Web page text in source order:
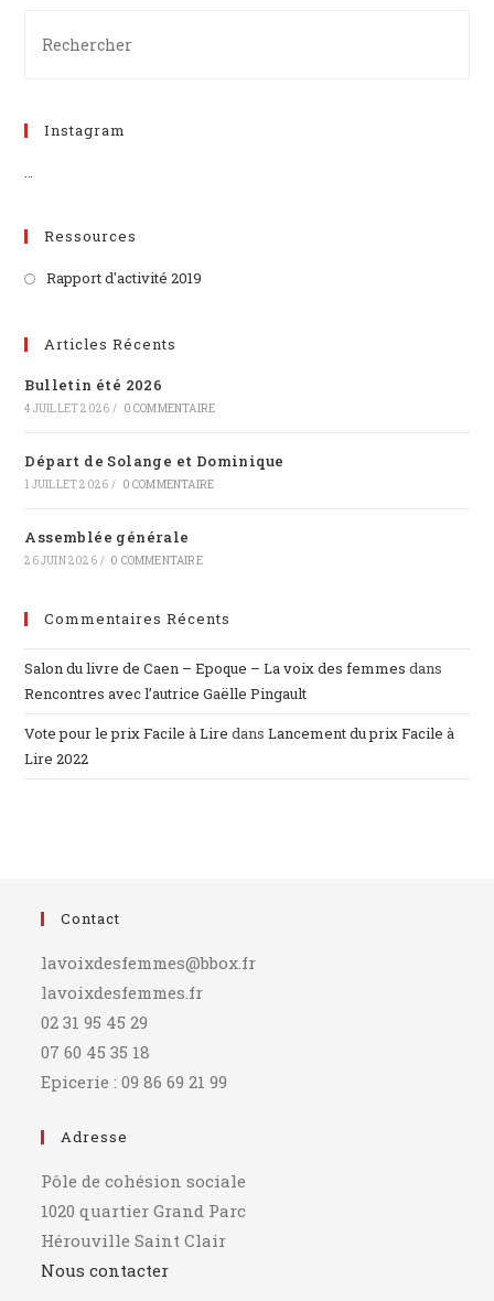
Instagram
…
Ressources
Rapport d'activité 2019
Articles Récents
Bulletin été 2026
4 JUILLET 2026 / 0 COMMENTAIRE
Départ de Solange et Dominique
1 JUILLET 2026 / 0 COMMENTAIRE
Assemblée générale
26 JUIN 2026 / 0 COMMENTAIRE
Commentaires Récents
Salon du livre de Caen – Epoque – La voix des femmes dans
Rencontres avec l’autrice Gaëlle Pingault
Vote pour le prix Facile à Lire dansLancement du prix Facile à
Lire 2022
Contact
lavoixdesfemmes@bbox.fr
lavoixdesfemmes.fr
02 31 95 45 29
07 60 45 35 18
Epicerie : 09 86 69 21 99
Adresse
Pôle de cohésion sociale
1020 quartier Grand Parc
Hérouville Saint Clair
Nous contacter